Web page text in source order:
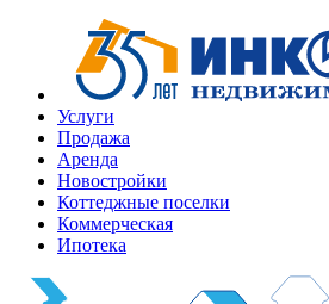
Услуги
Продажа
Аренда
Новостройки
Коттеджные поселки
Коммерческая
Ипотека